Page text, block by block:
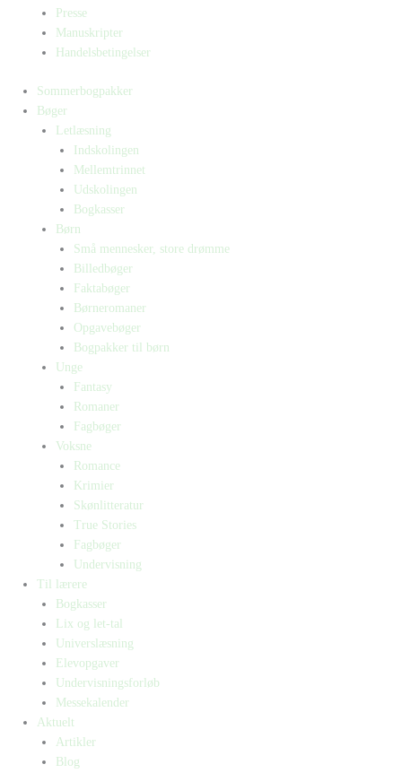
Presse
Manuskripter
Handelsbetingelser
Sommerbogpakker
Bøger
Letlæsning
Indskolingen
Mellemtrinnet
Udskolingen
Bogkasser
Børn
Små mennesker, store drømme
Billedbøger
Faktabøger
Børneromaner
Opgavebøger
Bogpakker til børn
Unge
Fantasy
Romaner
Fagbøger
Voksne
Romance
Krimier
Skønlitteratur
True Stories
Fagbøger
Undervisning
Til lærere
Bogkasser
Lix og let-tal
Universlæsning
Elevopgaver
Undervisningsforløb
Messekalender
Aktuelt
Artikler
Blog